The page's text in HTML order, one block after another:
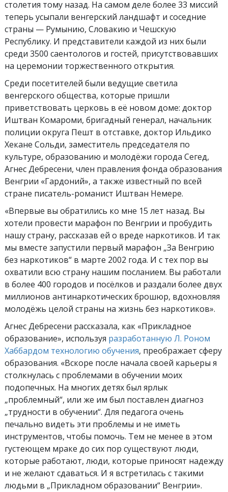
столетия тому назад. На самом деле более 33 миссий
теперь усыпали венгерский ландшафт и соседние
страны — Румынию, Словакию и Чешскую
Республику. И представители каждой из них были
среди 3500 саентологов и гостей, присутствовавших
на церемонии торжественного открытия.
Среди посетителей были ведущие светила
венгерского общества, которые пришли
приветствовать церковь в её новом доме: доктор
Иштван Комароми, бригадный генерал, начальник
полиции округа Пешт в отставке, доктор Ильдико
Хекане Сольди, заместитель председателя по
культуре, образованию и молодёжи города Сегед,
Агнес Дебресени, член правления фонда образования
Венгрии «Гардоний», а также известный по всей
стране писатель-романист Иштван Немере.
«Впервые вы обратились ко мне 15 лет назад. Вы
хотели провести марафон по Венгрии и пробудить
нашу страну, рассказав ей о вреде наркотиков. И так
мы вместе запустили первый марафон „За Венгрию
без наркотиков“ в марте 2002 года. И с тех пор вы
охватили всю страну нашим посланием. Вы работали
в более 400 городов и посёлков и раздали более двух
миллионов антинаркотических брошюр, вдохновляя
молодёжь целой страны на жизнь без наркотиков».
Агнес Дебресени рассказала, как «Прикладное
образование», используя разработанную Л. Роном
Хаббардом технологию обучения, преображает сферу
образования. «Вскоре после начала своей карьеры я
столкнулась с проблемами в обучении моих
подопечных. На многих детях был ярлык
„проблемный“, или же им был поставлен диагноз
„трудности в обучении“. Для педагога очень
печально видеть эти проблемы и не иметь
инструментов, чтобы помочь. Тем не менее в этом
густеющем мраке до сих пор существуют люди,
которые работают, люди, которые приносят надежду
и не желают сдаваться. И я встретилась с такими
людьми в „Прикладном образовании“ Венгрии».